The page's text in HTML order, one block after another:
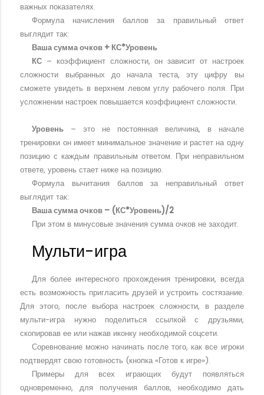
важных показателях.
Формула начисления баллов за правильный ответ
выглядит так:
Ваша сумма очков + КС*Уровень
КС – коэффициент сложности, он зависит от настроек
сложности выбранных до начала теста, эту цифру вы
сможете увидеть в верхнем левом углу рабочего поля. При
усложнении настроек повышается коэффициент сложности.
Уровень – это не постоянная величина, в начале
тренировки он имеет минимальное значение и растет на одну
позицию с каждым правильным ответом. При неправильном
ответе, уровень стает ниже на позицию.
Формула вычитания баллов за неправильный ответ
выглядит так:
Ваша сумма очков – (КС*Уровень)/2
При этом в минусовые значения сумма очков не заходит.
Мульти-игра
Для более интересного прохождения тренировки, всегда
есть возможность пригласить друзей и устроить состязание.
Для этого, после выбора настроек сложности, в разделе
мульти-игра нужно поделиться ссылкой с друзьями,
скопировав ее или нажав иконку необходимой соцсети.
Соревнование можно начинать после того, как все игроки
подтвердят свою готовность (кнопка «Готов к игре»).
Примеры для всех играющих будут появляться
одновременно, для получения баллов, необходимо дать